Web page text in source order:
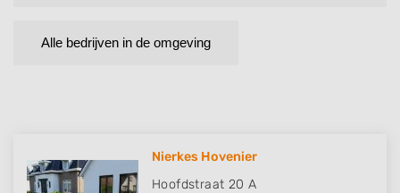
Alle bedrijven in de omgeving
Nierkes Hovenier
Hoofdstraat 20 A